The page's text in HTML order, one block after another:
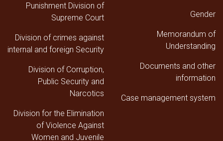
Gender
Memorandum of
Understanding
Documents and other
information
Case management system
Punishment Division of
Supreme Court
Division of crimes against
internal and foreign Security
Division of Corruption,
Public Security and
Narcotics
Division for the Elimination
of Violence Against
Women and Juvenile